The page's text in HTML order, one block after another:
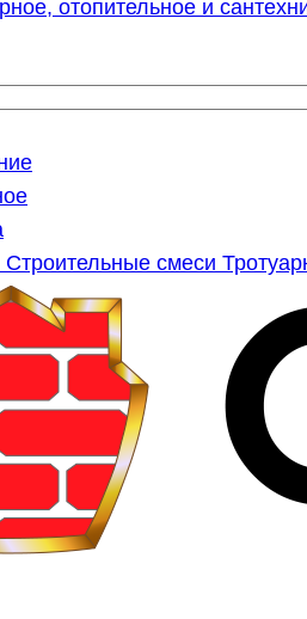
отопительное и
Строительные смеси